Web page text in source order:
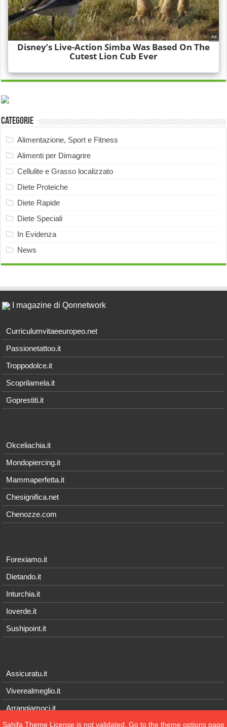
Categorie
Alimentazione, Sport e Fitness
Alimenti per Dimagrire
Cellulite e Grasso localizzato
Diete Proteiche
Diete Rapide
Diete Speciali
In Evidenza
News
I magazine di Qonnetwork
Curriculumvitaeeuropeo.net
Passionetattoo.it
Troppodolce.it
Scoprilamela.it
Goprestiti.it
Okceliachia.it
Mondopiercing.it
Mammaperfetta.it
Chesignifica.net
Chenozze.com
Forexiamo.it
Dietando.it
Inturchia.it
Ioverde.it
Sushipoint.it
Assicuratu.it
Viverealmeglio.it
Arrangiamoci.it
Tecnichef.it
Sahifa Theme License is not validated, Go to the theme options page